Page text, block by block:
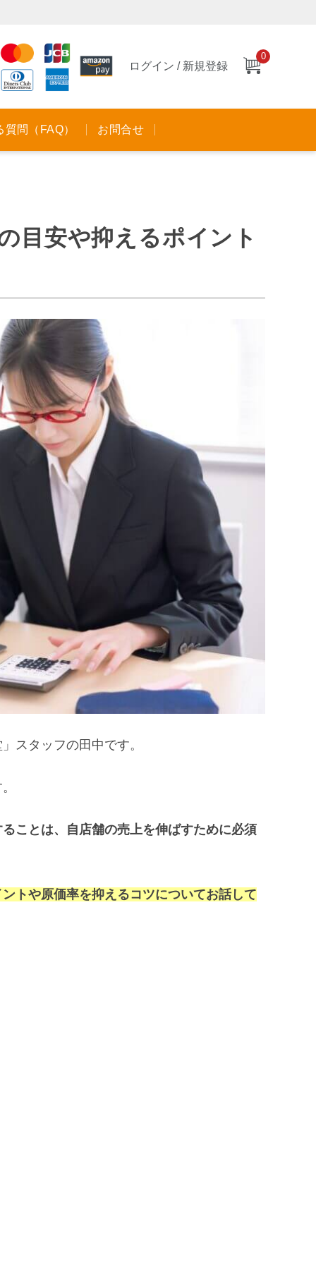
ログイン / 新規登録
0
質問（FAQ） お問合せ
目安や抑えるポイント
スタッフの田中です。
ことは、自店舗の売上を伸ばすために必須
トや原価率を抑えるコツについてお話して